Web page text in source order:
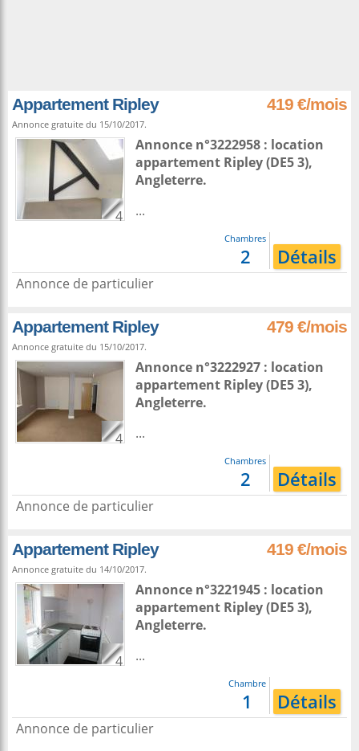
Appartement Ripley 419 €/mois
Annonce gratuite du 15/10/2017.
4
Annonce n°3222958 : location
appartement Ripley(DE5 3),
Angleterre.
...
Chambres
2 Détails
Annonce de particulier
Appartement Ripley 479 €/mois
Annonce gratuite du 15/10/2017.
4
Annonce n°3222927 : location
appartement Ripley(DE5 3),
Angleterre.
...
Chambres
2 Détails
Annonce de particulier
Appartement Ripley 419 €/mois
Annonce gratuite du 14/10/2017.
4
Annonce n°3221945 : location
appartement Ripley(DE5 3),
Angleterre.
...
Chambre
1 Détails
Annonce de particulier